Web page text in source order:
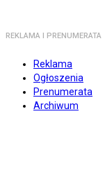
REKLAMA I PRENUMERATA
Reklama
Ogłoszenia
Prenumerata
Archiwum